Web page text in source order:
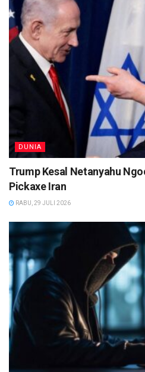
DUNIA
Trump Kesal Netanyahu
Pickaxe Iran
RABU, 29 JULI 2026